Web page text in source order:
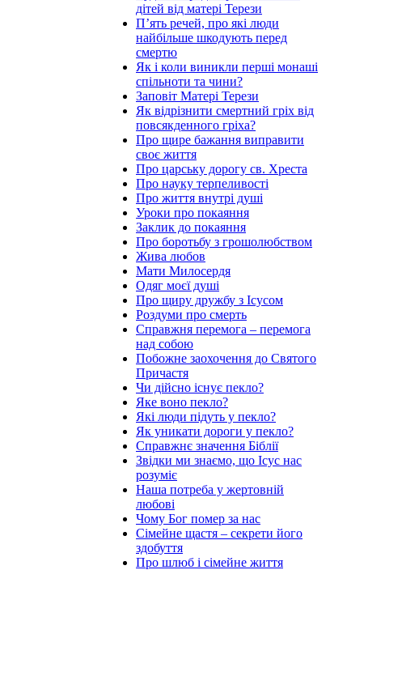
дітей від матері Терези
П’ять речей, про які люди
найбільше шкодують перед
смертю
Як і коли виникли перші монаші
спільноти та чини?
Заповіт Матері Терези
Як відрізнити смертний гріх від
повсякденного гріха?
Про щире бажання виправити
своє життя
Про царську дорогу св. Хреста
Про науку терпеливості
Про життя внутрі душі
Уроки про покаяння
Заклик до покаяння
Про боротьбу з грошолюбством
Жива любов
Мати Милосердя
Одяг моєї душі
Про щиру дружбу з Ісусом
Роздуми про смерть
Справжня перемога – перемога
над собою
Побожне заохочення до Святого
Причастя
Чи дійсно існує пекло?
Яке воно пекло?
Які люди підуть у пекло?
Як уникати дороги у пекло?
Справжнє значення Біблії
Звідки ми знаємо, що Ісус нас
розуміє
Наша потреба у жертовній
любові
Чому Бог помер за нас
Сімейне щастя – секрети його
здобуття
Про шлюб і сімейне життя